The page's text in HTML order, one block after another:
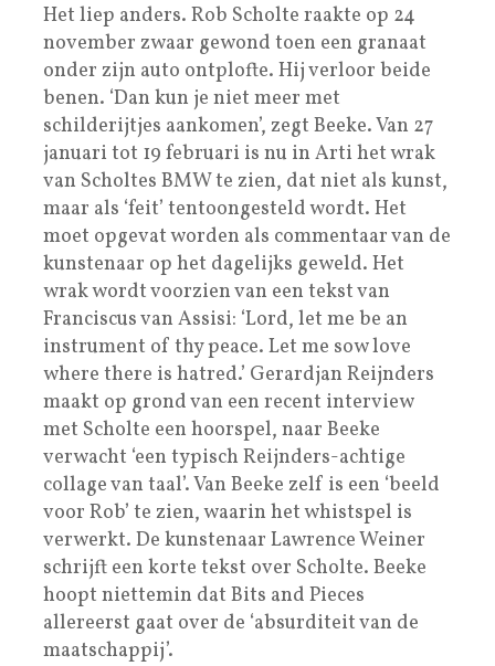
Het liep anders. Rob Scholte raakte op 24
november zwaar gewond toen een granaat
onder zijn auto ontplofte. Hij verloor beide
benen. ‘Dan kun je niet meer met
schilderijtjes aankomen’, zegt Beeke. Van 27
januari tot 19 februari is nu in Arti het wrak
van Scholtes BMW te zien, dat niet als kunst,
maar als ‘feit’ tentoongesteld wordt. Het
moet opgevat worden als commentaar van de
kunstenaar op het dagelijks geweld. Het
wrak wordt voorzien van een tekst van
Franciscus van Assisi: ‘Lord, let me be an
instrument of thy peace. Let me sow love
where there is hatred.’ Gerardjan Reijnders
maakt op grond van een recent interview
met Scholte een hoorspel, naar Beeke
verwacht ‘een typisch Reijnders-achtige
collage van taal’. Van Beeke zelf is een ‘beeld
voor Rob’ te zien, waarin het whistspel is
verwerkt. De kunstenaar Lawrence Weiner
schrijft een korte tekst over Scholte. Beeke
hoopt niettemin dat Bits and Pieces
allereerst gaat over de ‘absurditeit van de
maatschappij’.